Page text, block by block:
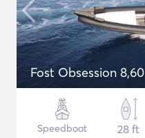
Fost Obsession 8,60
Speedboat
28 ft